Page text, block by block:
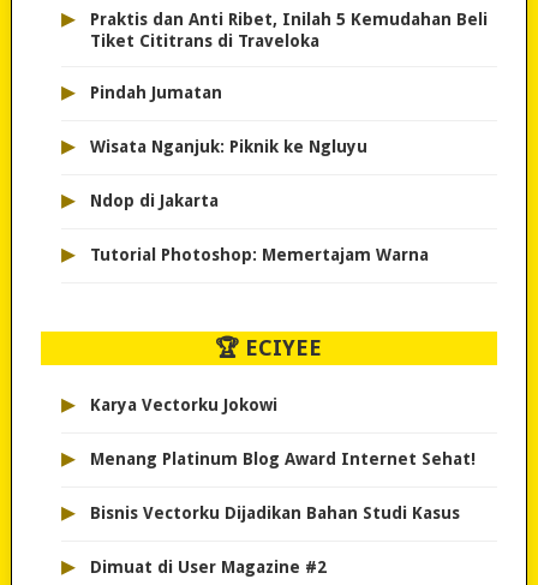
▸
Praktis dan Anti Ribet, Inilah 5 Kemudahan Beli
Tiket Cititrans di Traveloka
▸ Pindah Jumatan
▸ Wisata Nganjuk: Piknik ke Ngluyu
▸ Ndop di Jakarta
▸ Tutorial Photoshop: Memertajam Warna
🏆 ECIYEE
▸ Karya Vectorku Jokowi
▸ Menang Platinum Blog Award Internet Sehat!
▸ Bisnis Vectorku Dijadikan Bahan Studi Kasus
▸ Dimuat di User Magazine #2